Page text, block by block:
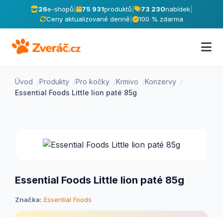
26e-shopů 75 931produktů 73 230nabídek|
Ceny aktualizované denně
100 % zdarma
Úvod Produkty Pro kočky Krmivo
Konzervy
Essential Foods Little lion paté 85g
Essential Foods Little lion paté 85g
Značka: Essential Foods